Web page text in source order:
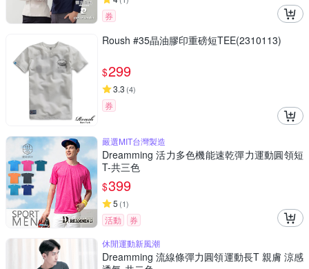
券
Roush #35晶油膠印重磅短TEE(2310113)
$299
3.3 (4)
券
嚴選MIT台灣製造
Dreamming 活力多色機能速乾彈力運動圓領短
T-共三色
$399
5 (1)
活動
券
休閒運動新風潮
Dreamming 流線條彈力圓領運動長T 親膚 涼感